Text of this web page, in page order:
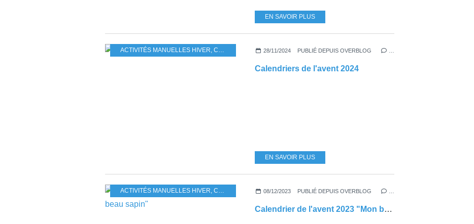
EN SAVOIR PLUS
ACTIVITÉS MANUELLES HIVER CALENDRIER DE L'AVENT , SAPIN
28/11/2024 PUBLIÉ DEPUIS OVERBLOG
Calendriers de l'avent 2024
EN SAVOIR PLUS
ACTIVITÉS MANUELLES HIVER CALENDRIER DE L'AVENT , ACTIVITÉS DE NOËL
08/12/2023 PUBLIÉ DEPUIS OVERBLOG
Calendrier de l'avent 2023 "Mon beau sapin"